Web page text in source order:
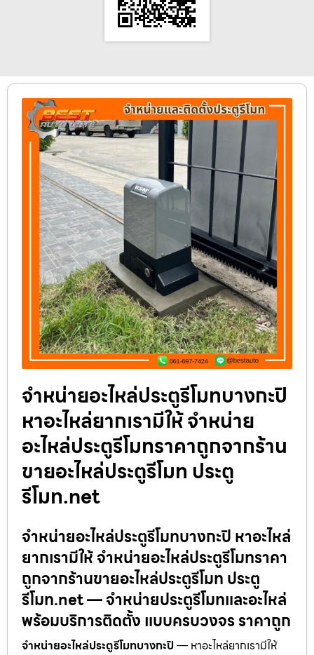
จำหน่ายอะไหล่ประตูรีโมทบางกะปิ
หาอะไหล่ยากเรามีให้ จำหน่าย
อะไหล่ประตูรีโมทราคาถูกจากร้าน
ขายอะไหล่ประตูรีโมท ประตู
รีโมท.net
จำหน่ายอะไหล่ประตูรีโมทบางกะปิ หาอะไหล่
ยากเรามีให้ จำหน่ายอะไหล่ประตูรีโมทราคา
ถูกจากร้านขายอะไหล่ประตูรีโมท ประตู
รีโมท.net — จำหน่ายประตูรีโมทและอะไหล่
พร้อมบริการติดตั้ง แบบครบวงจร ราคาถูก
จำหน่ายอะไหล่ประตูรีโมทบางกะปิ — หาอะไหล่ยากเรามีให้